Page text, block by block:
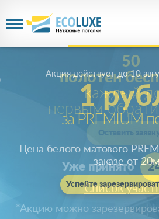
1
за PREMIUM
Акция действуетдо 10
Цена белого матового
заказе от
Успейте